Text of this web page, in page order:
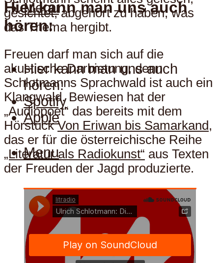
Menu
Hier kann man uns auch
hören:
Hier kann man uns auch
hören:
Spotify
Apple
Menu
gesichtet, abgehört zu haben, was
das Thema hergibt.
Freuen darf man sich auf die
akustische Darbietung, denn
Schlotmanns Sprachwald ist auch ein
Klangwald. Bewiesen hat der
„Audiopoet“ das bereits mit dem
HörstückVon Eriwan bis Samarkand,
das er für die österreichische Reihe
„Literatur als Radiokunst“ aus Texten
der Freuden der Jagd produzierte.